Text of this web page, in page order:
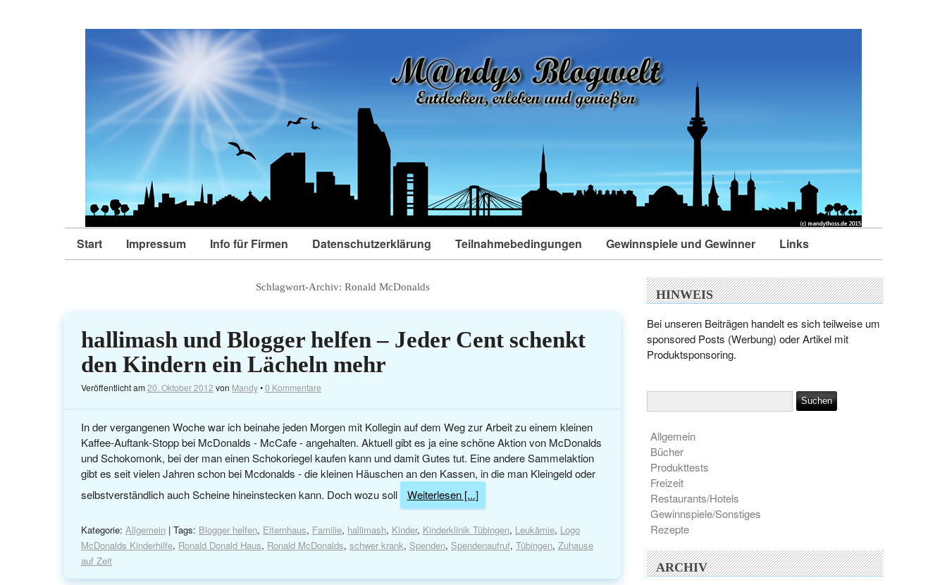
Start Impressum Info für Firmen Datenschutzerklärung Teilnahmebedingungen Gewinnspiele und Gewinner Links
Schlagwort-Archiv: Ronald McDonalds
hallimash und Blogger helfen – Jeder Cent schenkt
den Kindern ein Lächeln mehr
Veröffentlicht am20. Oktober 2012 von Mandy•0 Kommentare
In der vergangenen Woche war ich beinahe jeden Morgen mit Kollegin auf dem Weg zur Arbeit zu einem kleinen
Kaffee-Auftank-Stopp bei McDonalds - McCafe - angehalten. Aktuell gibt es ja eine schöne Aktion von McDonalds
und Schokomonk, bei der man einen Schokoriegel kaufen kann und damit Gutes tut. Eine andere Sammelaktion
gibt es seit vielen Jahren schon bei Mcdonalds - die kleinen Häuschen an den Kassen, in die man Kleingeld oder
selbstverständlich auch Scheine hineinstecken kann. Doch wozu soll
Weiterlesen [...]
Kategorie: Allgemein| Tags: Blogger helfen, Elternhaus, Familie, hallimash, Kinder, Kinderklinik Tübingen, Leukämie, Logo
McDonalds Kinderhilfe, Ronald Donald Haus, Ronald McDonalds, schwer krank, Spenden, Spendenaufruf, Tübingen, Zuhause
auf Zeit
HINWEIS
Bei unseren Beiträgen handelt es sich teilweise um
sponsored Posts (Werbung) oder Artikel mit
Produktsponsoring.
Allgemein
Bücher
Produkttests
Freizeit
Restaurants/Hotels
Gewinnspiele/Sonstiges
Rezepte
ARCHIV